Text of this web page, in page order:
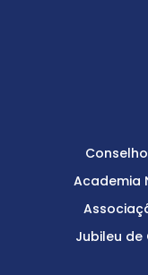
Academia
Jubileu de